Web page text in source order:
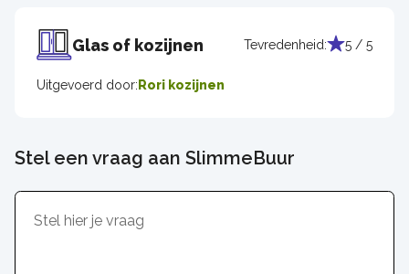
Glas of kozijnen Tevredenheid: 5 / 5
Uitgevoerd door: Rori kozijnen
Stel een vraag aan SlimmeBuur
Inhoud